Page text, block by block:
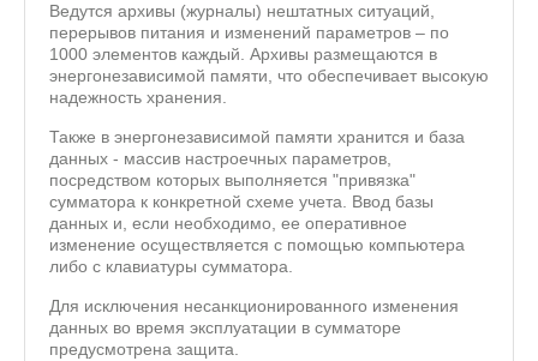
Ведутся архивы (журналы) нештатных ситуаций,
перерывов питания и изменений параметров – по
1000 элементов каждый. Архивы размещаются в
энергонезависимой памяти, что обеспечивает высокую
надежность хранения.
Также в энергонезависимой памяти хранится и база
данных - массив настроечных параметров,
посредством которых выполняется "привязка"
сумматора к конкретной схеме учета. Ввод базы
данных и, если необходимо, ее оперативное
изменение осуществляется с помощью компьютера
либо с клавиатуры сумматора.
Для исключения несанкционированного изменения
данных во время эксплуатации в сумматоре
предусмотрена защита.